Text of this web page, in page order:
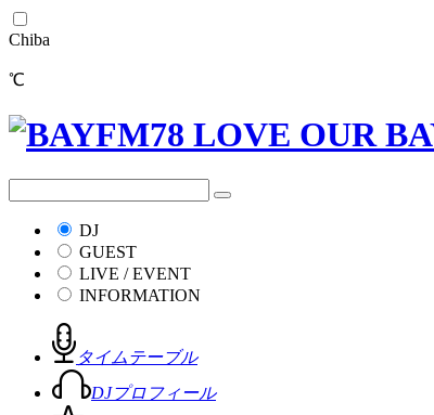
Chiba
℃
DJ
GUEST
LIVE / EVENT
INFORMATION
タイムテーブル
DJプロフィール